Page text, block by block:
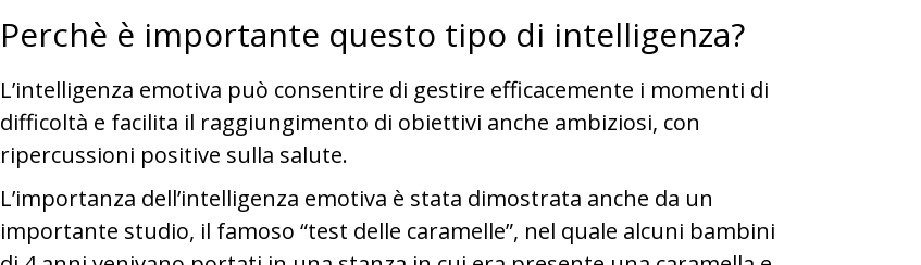
Perchè è importante questo tipo di intelligenza?
L’intelligenza emotiva può consentire di gestire efficacemente i momenti di
difficoltà e facilita il raggiungimento di obiettivi anche ambiziosi, con
ripercussioni positive sulla salute.
L’importanza dell’intelligenza emotiva è stata dimostrata anche da un
importante studio, il famoso “test delle caramelle”, nel quale alcuni bambini